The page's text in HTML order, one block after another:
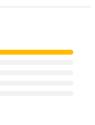
av manuell
av samtal, musik